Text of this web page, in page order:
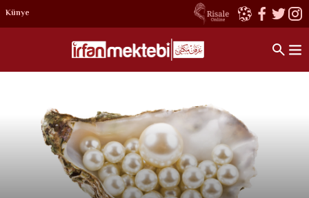
Künye